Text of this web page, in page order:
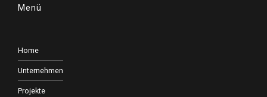
Menü
Home
Unternehmen
Projekte